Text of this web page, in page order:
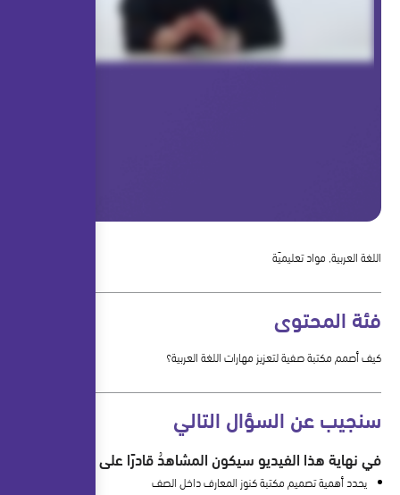
اللغة العربية, مواد تعليميّة
فئة المحتوى
كيف أصمم مكتبة صفية لتعزيز مهارات اللغة العربية؟
سنجيب عن السؤال التالي
في نهاية هذا الفيديو سيكون المشاهدُ قادرًا على أن:
يحدد أهمية تصميم مكتبة كنوز المعارف داخل الصف